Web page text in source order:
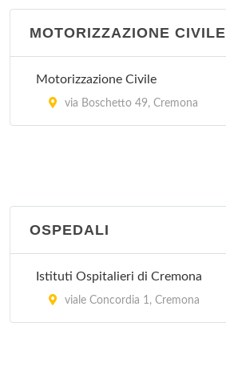
MOTORIZZAZIONE CIVILE
Motorizzazione Civile
via Boschetto 49, Cremona
OSPEDALI
Istituti Ospitalieri di Cremona
viale Concordia 1, Cremona